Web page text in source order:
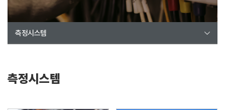
측정시스템
측정시스템